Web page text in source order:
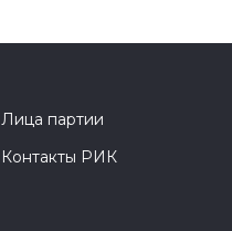
Лица партии
Контакты РИК